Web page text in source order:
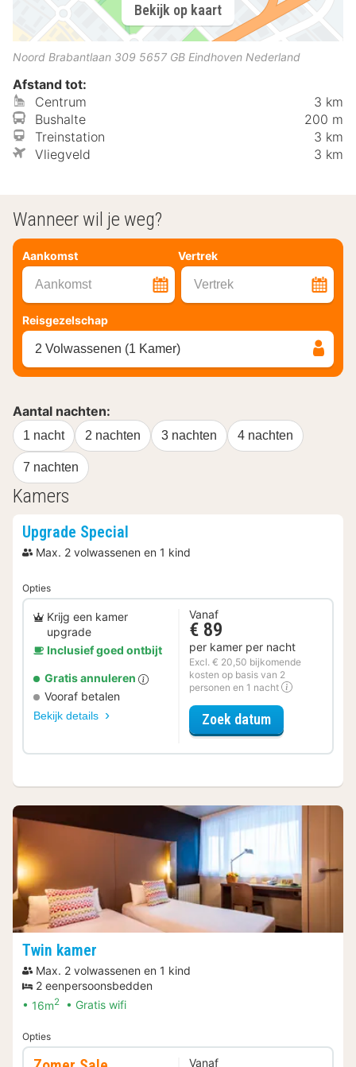
Bekijk op kaart
Noord Brabantlaan 309 5657 GB Eindhoven Nederland
Afstand tot:
Centrum
3 km
Bushalte
200 m
Treinstation
3 km
Vliegveld
3 km
Wanneer wil je weg?
Aankomst Vertrek
Aankomst Vertrek
Reisgezelschap
2 Volwassenen (1 Kamer)
Aantal nachten:
1 nacht 2 nachten 3 nachten 4 nachten
7 nachten
Kamers
Upgrade Special
Max. 2 volwassenen en 1 kind
Opties
Krijg een kamer
upgrade
Inclusief goed ontbijt
Gratis annuleren
Vooraf betalen
Bekijk details
Vanaf
€ 89
per kamer per nacht
Excl. € 20,50 bijkomende
kosten op basis van 2
personen en 1 nacht
Zoek datumvoor Upgrade
Twin kamer
Max. 2 volwassenen en 1 kind
2 eenpersoonsbedden
16m2 Gratis wifi
Opties
Vanaf